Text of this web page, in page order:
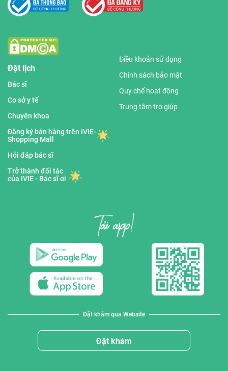
Đặt lịch
Bác sĩ
Cơ sở y tế
Chuyên khoa
Đăng ký bán hàng trên IVIE-
Shopping Mall
Hỏi đáp bác sĩ
Trở thành đối tác
của IVIE - Bác sĩ ơi
Điều khoản sử dụng
Chính sách bảo mật
Quy chế hoạt động
Trung tâm trợ giúp
Đặt khám qua Website
Đặt khám